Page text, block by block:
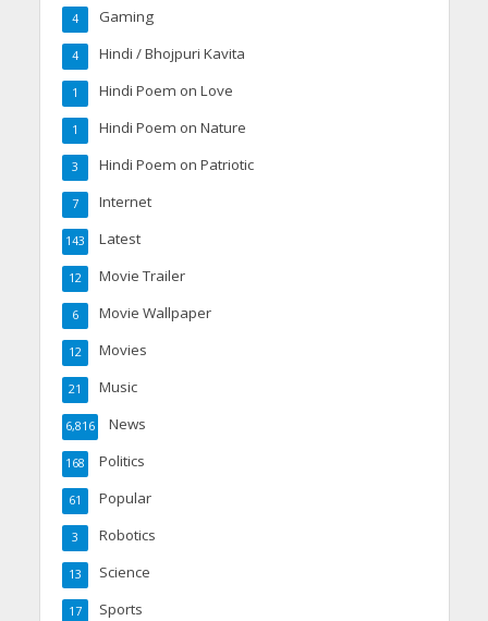
Gaming
4
Hindi / Bhojpuri Kavita
4
Hindi Poem on Love
1
Hindi Poem on Nature
1
Hindi Poem on Patriotic
3
Internet
7
Latest
143
Movie Trailer
12
Movie Wallpaper
6
Movies
12
Music
21
News
6,816
Politics
168
Popular
61
Robotics
3
Science
13
Sports
17